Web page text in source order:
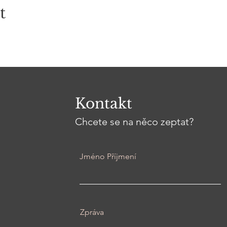
Kontakt
Chcete se na něco zeptat?
Jméno Příjmení
Zpráva